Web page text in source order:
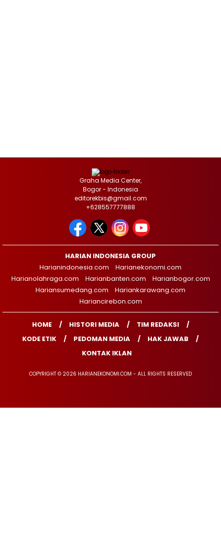
Graha Media Center,
Bogor - Indonesia
editorekbis@gmail.com
+628557777888
HARIAN INDONESIA GROUP
Harianindonesia.com
Harianekonomi.com
Harianolahraga.com
Harianbanten.com
Harianbogor.com
Hariansumedang.com
Hariankarawang.com
Hariancirebon.com
HOME HISTORI MEDIA
TIM REDAKSI
KODE ETIK
PEDOMAN MEDIA
HAK JAWAB
KONTAK IKLAN
COPYRIGHT © 2026 HARIANEKONOMI.COM - ALL RIGHTS RESERVED